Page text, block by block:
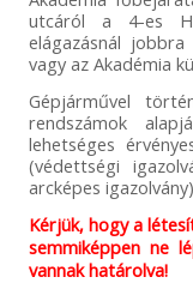
utcáról a 4-es
elágazásnál
vagy az Akadémia
Gépjárművel
rendszámok
lehetséges
(védettségi
arcképes
Kérjük, hogy a
semmiképpen ne
vannak határolva!